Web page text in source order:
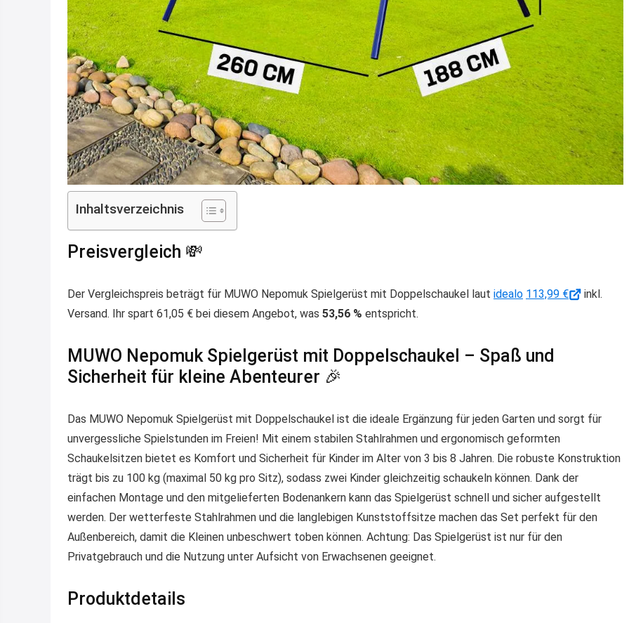
Inhaltsverzeichnis
Preisvergleich 💸
Der Vergleichspreis beträgt für MUWO Nepomuk Spielgerüst mit Doppelschaukel laut idealo 113,99 €
inkl.
Versand. Ihr spart 61,05 € bei diesem Angebot, was 53,56 % entspricht.
MUWO Nepomuk Spielgerüst mit Doppelschaukel – Spaß und
Sicherheit für kleine Abenteurer 🎉
Das MUWO Nepomuk Spielgerüst mit Doppelschaukel ist die ideale Ergänzung für jeden Garten und sorgt für
unvergessliche Spielstunden im Freien! Mit einem stabilen Stahlrahmen und ergonomisch geformten
Schaukelsitzen bietet es Komfort und Sicherheit für Kinder im Alter von 3 bis 8 Jahren. Die robuste Konstruktion
trägt bis zu 100 kg (maximal 50 kg pro Sitz), sodass zwei Kinder gleichzeitig schaukeln können. Dank der
einfachen Montage und den mitgelieferten Bodenankern kann das Spielgerüst schnell und sicher aufgestellt
werden. Der wetterfeste Stahlrahmen und die langlebigen Kunststoffsitze machen das Set perfekt für den
Außenbereich, damit die Kleinen unbeschwert toben können. Achtung: Das Spielgerüst ist nur für den
Privatgebrauch und die Nutzung unter Aufsicht von Erwachsenen geeignet.
Produktdetails